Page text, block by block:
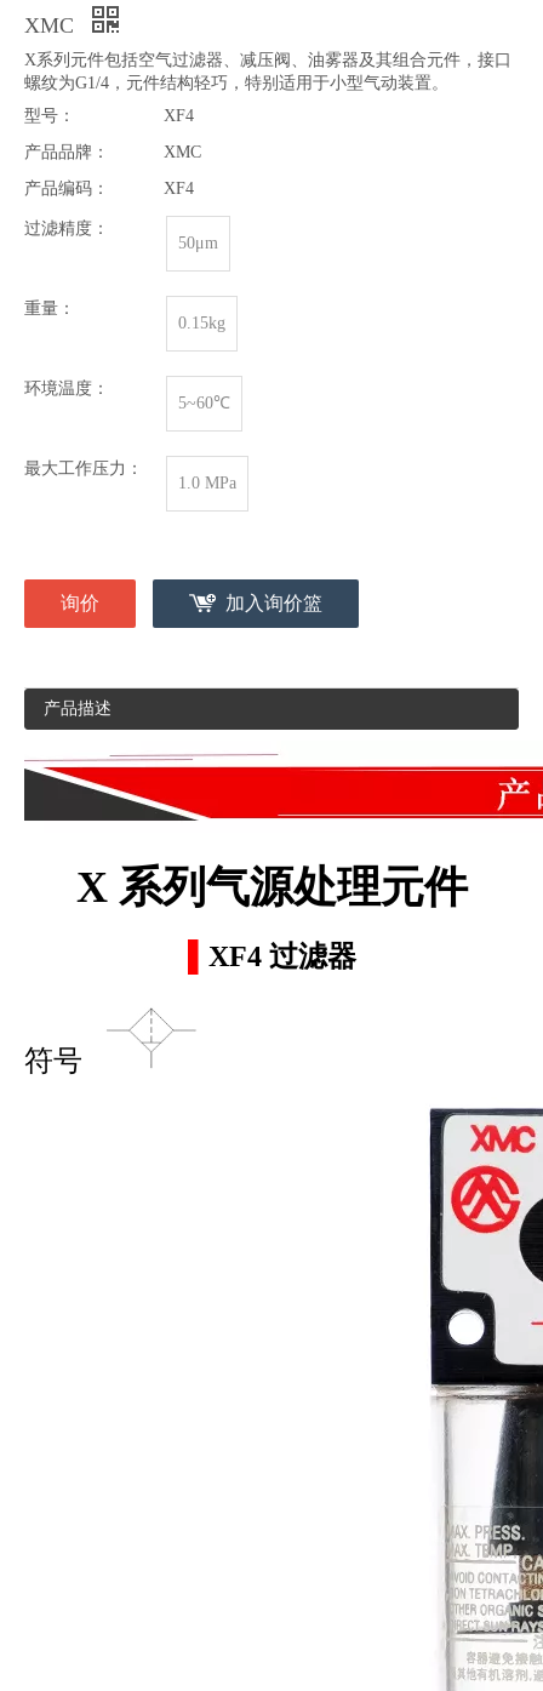
XMC
X系列元件包括空气过滤器、减压阀、油雾器及其组合元件，接口
螺纹为G1/4，元件结构轻巧，特别适用于小型气动装置。
型号：
XF4
产品品牌：
XMC
产品编码：
XF4
过滤精度：
50μm
重量：
0.15kg
环境温度：
5~60℃
最大工作压力：
1.0 MPa
询价 加入询价篮
产品描述
X 系列气源处理元件
XF4 过滤器
符号